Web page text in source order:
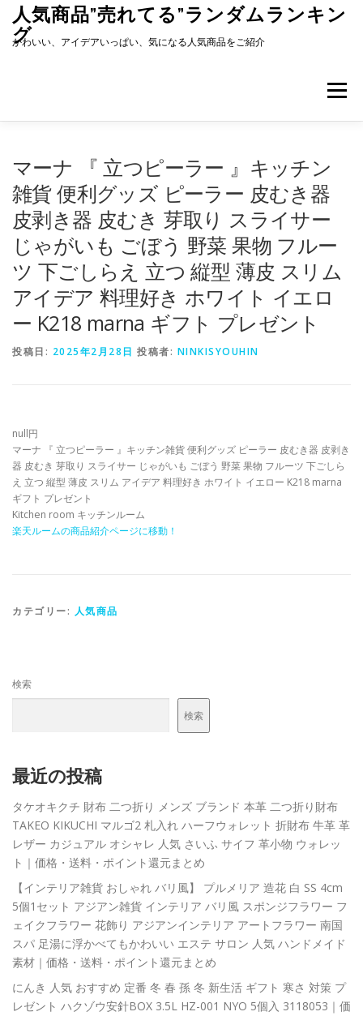
キ
人気商品”売れてる”ランダムランキン
グ
かわいい、アイデアいっぱい、気になる人気商品をご紹介
メニュー
マーナ 『 立つピーラー 』キッチン
雑貨 便利グッズ ピーラー 皮むき器
皮剥き器 皮むき 芽取り スライサー
じゃがいも ごぼう 野菜 果物 フルー
ツ 下ごしらえ 立つ 縦型 薄皮 スリム
アイデア 料理好き ホワイト イエロ
ー K218 marna ギフト プレゼント
投稿日: 2025年2月28日 投稿者: NINKISYOUHIN
null円
マーナ 『 立つピーラー 』キッチン雑貨 便利グッズ ピーラー 皮むき器 皮剥き
器 皮むき 芽取り スライサー じゃがいも ごぼう 野菜 果物 フルーツ 下ごしら
え 立つ 縦型 薄皮 スリム アイデア 料理好き ホワイト イエロー K218 marna
ギフト プレゼント
Kitchen room キッチンルーム
楽天ルームの商品紹介ページに移動！
カテゴリー: 人気商品
検索
検索
最近の投稿
タケオキクチ 財布 二つ折り メンズ ブランド 本革 二つ折り財布
TAKEO KIKUCHI マルゴ2 札入れ ハーフウォレット 折財布 牛革 革
レザー カジュアル オシャレ 人気 さいふ サイフ 革小物 ウォレッ
ト｜価格・送料・ポイント還元まとめ
【インテリア雑貨 おしゃれ バリ風】 プルメリア 造花 白 SS 4cm
5個1セット アジアン雑貨 インテリア バリ風 スポンジフラワー フ
ェイクフラワー 花飾り アジアンインテリア アートフラワー 南国
スパ 足湯に浮かべてもかわいい エステ サロン 人気 ハンドメイド
素材｜価格・送料・ポイント還元まとめ
にんき 人気 おすすめ 定番 冬 春 孫 冬 新生活 ギフト 寒さ 対策 プ
レゼント ハクゾウ安針BOX 3.5L HZ-001 NYO 5個入 3118053｜価